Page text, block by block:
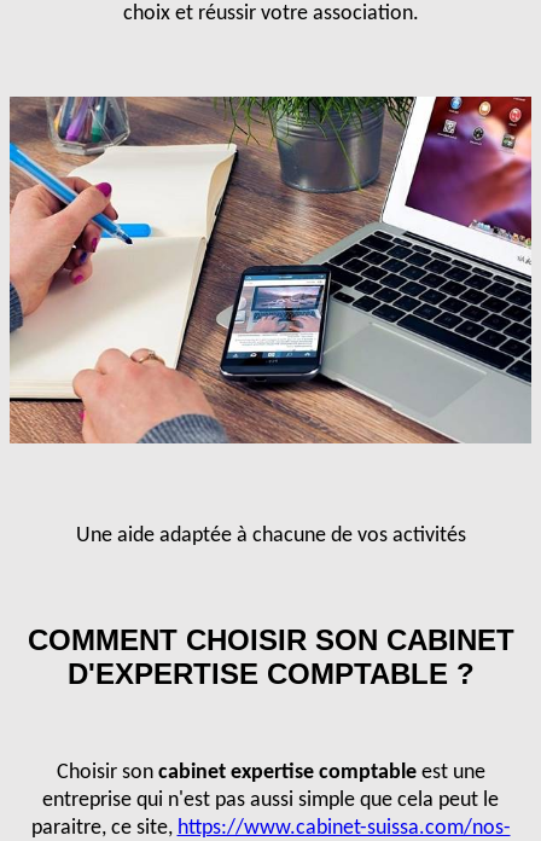
choix et réussir votre association.
Une aide adaptée à chacune de vos activités
COMMENT CHOISIR SON CABINET
D'EXPERTISE COMPTABLE ?
Choisir son cabinet expertise comptableest une
entreprise qui n'est pas aussi simple que cela peut le
paraitre, ce site, https://www.cabinet-suissa.com/nos-